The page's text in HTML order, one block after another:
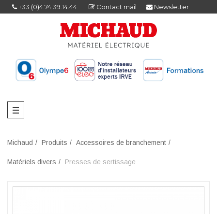
+33 (0)4.74.39.14.44 Contact mail Newsletter
Michaud Produits Accessoires de branchement
Matériels divers Presses de sertissage